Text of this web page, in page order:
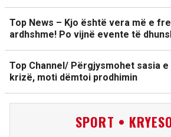
Top News – Kjo është vera më e
ardhshme! Po vijnë evente të
Top Channel/ Përgjysmohet sasia
krizë, moti dëmtoi prodhimin
SPORT •